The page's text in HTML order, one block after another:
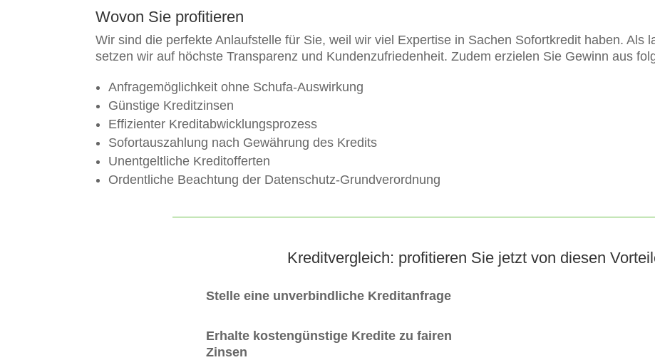
Wovon Sie profitieren
Wir sind die perfekte Anlaufstelle für Sie, weil wir viel Expertise in Sachen Sofortkredit haben. Als
setzen wir auf höchste Transparenz und Kundenzufriedenheit. Zudem erzielen Sie Gewinn aus
Anfragemöglichkeit ohne Schufa-Auswirkung
Günstige Kreditzinsen
Effizienter Kreditabwicklungsprozess
Sofortauszahlung nach Gewährung des Kredits
Unentgeltliche Kreditofferten
Ordentliche Beachtung der Datenschutz-Grundverordnung
Kreditvergleich: profitieren Sie jetzt von diesen
Stelle eine unverbindliche Kreditanfrage
Erhalte kostengünstige Kredite zu fairen
Zinsen